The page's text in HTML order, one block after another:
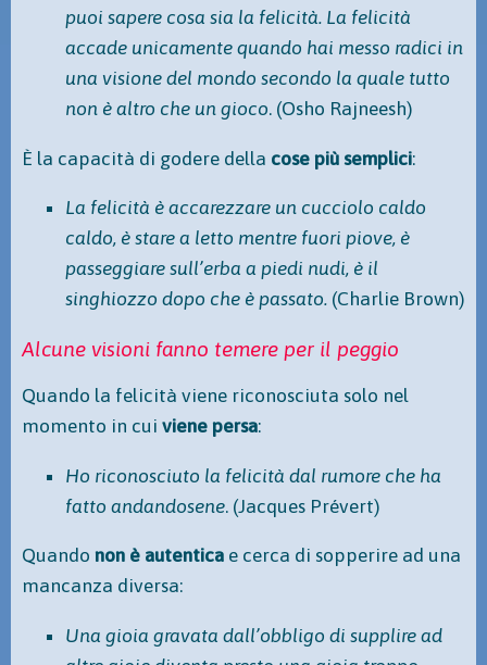
puoi sapere cosa sia la felicità. La felicità
accade unicamente quando hai messo radici in
una visione del mondo secondo la quale tutto
non è altro che un gioco. (Osho Rajneesh)
È la capacità di godere della cose più semplici:
La felicità è accarezzare un cucciolo caldo
caldo, è stare a letto mentre fuori piove, è
passeggiare sull’erba a piedi nudi, è il
singhiozzo dopo che è passato. (Charlie Brown)
Alcune visioni fanno temere per il peggio
Quando la felicità viene riconosciuta solo nel
momento in cui viene persa:
Ho riconosciuto la felicità dal rumore che ha
fatto andandosene. (Jacques Prévert)
Quando non è autentica e cerca di sopperire ad una
mancanza diversa:
Una gioia gravata dall’obbligo di supplire ad